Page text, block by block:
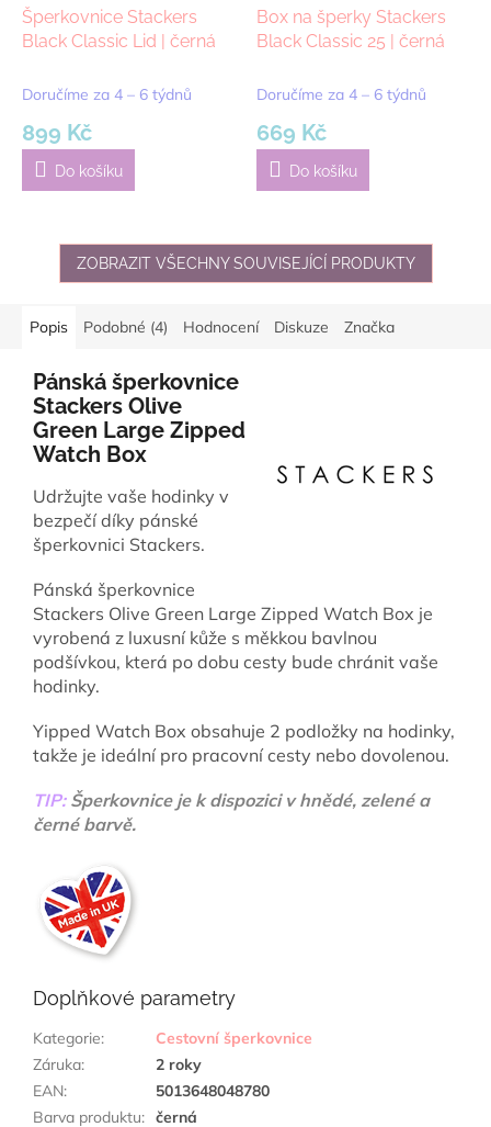
Šperkovnice Stackers
Black Classic Lid | černá
Doručíme za 4 – 6 týdnů
899 Kč
Do košíku
Box na šperky Stackers
Black Classic 25 | černá
Doručíme za 4 – 6 týdnů
669 Kč
Do košíku
ZOBRAZIT VŠECHNY SOUVISEJÍCÍ PRODUKTY
Popis Podobné (4) Hodnocení Diskuze Značka
Pánská šperkovnice
Stackers Olive
Green Large Zipped
Watch Box
Udržujte vaše hodinky v
bezpečí díky pánské
šperkovnici Stackers.
Pánská šperkovnice
Stackers Olive Green Large Zipped Watch Box je
vyrobená z luxusní kůže s měkkou bavlnou
podšívkou, která po dobu cesty bude chránit vaše
hodinky.
Yipped Watch Box obsahuje 2 podložky na hodinky,
takže je ideální pro pracovní cesty nebo dovolenou.
TIP: Šperkovnice je k dispozici v hnědé, zelené a
černé barvě.
Doplňkové parametry
Kategorie:
Cestovní šperkovnice
Záruka:
2 roky
EAN:
5013648048780
Barva produktu: černá